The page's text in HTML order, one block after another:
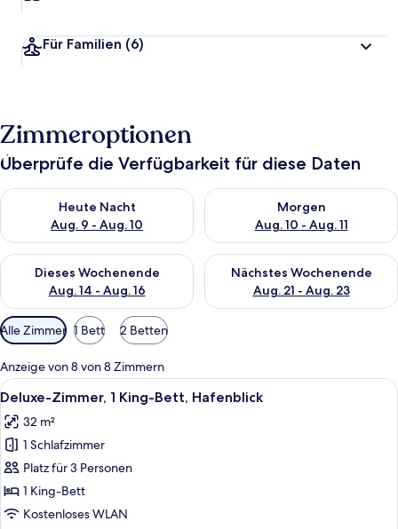
Für Familien (6)
Zimmeroptionen
Überprüfe die Verfügbarkeit für diese Daten
Heute Nacht
Aug. 9 - Aug. 10
Überprüfe die Verfügbarkeit für heute Nacht, Aug. 9 - Aug.
Morgen
Aug. 10 - Aug. 11
Überprüfe die Verfügbarkeit
Dieses Wochenende
Aug. 14 - Aug. 16
Überprüfe die Verfügbarkeit für dieses Wochenende, Aug. 14
Nächstes Wochenende
Aug. 21 - Aug. 23
Überprüfe die Verfügbarkeit
Verfügbare
Filter
für
Zimmer
Alle Zimmer 1 Bett 2 Betten
Anzeige von 8 von 8 Zimmern
Alle
Fotos
für
Deluxe-
Zimmer,
1 King-
Bett,
Ein Hotelzimmer mit einem großen
10
Deluxe-Zimmer, 1 King-Bett, Hafenblick
32 m²
1 Schlafzimmer
Platz für 3 Personen
1 King-Bett
Kostenloses WLAN